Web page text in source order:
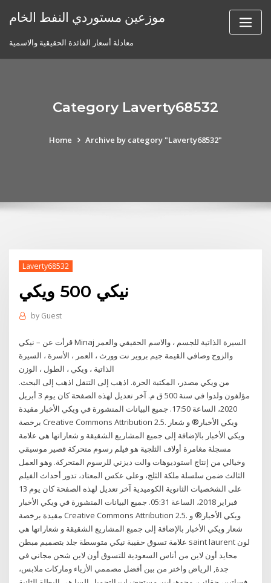
موزعين مستوردي النفط الخام
معادلة أسعار الفائدة الحقيقية والاسمية
Category Laverty68532
Home Archive by category "Laverty68532"
Laverty68532
نيكي 500 ويكي
by Guest
قرأت عن – نيكي Minaj السيرة الذاتية للجسم ، والاسم الحقيقي والعمر
والزوج وصافي القيمة جيم بروير نت وورث ، العمر ، الأسرة ، السيرة
الذاتية ، ويكي ، الطول ، الوزن
من ويكي مصدر، المكتبة الحرة. اذهب إلى التنقل اذهب إلى البحث.
مؤلفون ولدوا في سنة 500 ق م. آخر تعديل لهذه الصفحة كان يوم 3 أبريل
2020، الساعة 17:50. جميع البيانات المنشورة في ويكي الأخبار مقيدة
برخصة Creative Commons Attribution 2.5. ويكي الأخبار® و شعار
ويكي الأخبار بالإضافة إلى جميع المشاريع الشقيقة و شعاراتها هي علامة
مسجلة مغامرة أولاف الثلجية هو فيلم رسوم متحركة قصير موسيقي
وخيالي من إنتاج استوديوهات والت ديزني للرسوم المتحركة. وهو العمل
الثالث ضمن سلسلة ملكة الثلج، وعلى عكس المعتاد، تدور أحداث الفيلم
على الشخصيات الثانوية الكوميدية آخر تعديل لهذه الصفحة كان يوم 13
فبراير 2018، الساعة 05:31. جميع البيانات المنشورة في ويكي الأخبار
مقيدة برخصة Creative Commons Attribution 2.5. ويكي الأخبار® و
شعار ويكي الأخبار بالإضافة إلى جميع المشاريع الشقيقة و شعاراتها هي
علامة تسوق حقيبة نيكي متوسطة جلد بتصميم مبطن saint laurent لون
محايد أون لاين من أناس السعودية للتسوق أون لاين شحن مجاني في
جدة, الرياض واختر من بين أفضل مصممي الأزياء وماركات ملابس،